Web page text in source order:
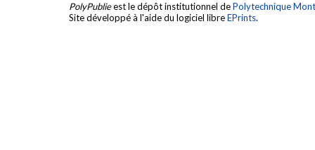
PolyPublieest le dépôt institutionnel dePolytechnique
Site développé à l'aide du logiciel libreEPrints.